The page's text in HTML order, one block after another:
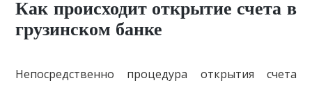
Как происходит открытие счета в
грузинском банке
Непосредственно процедура открытия счета